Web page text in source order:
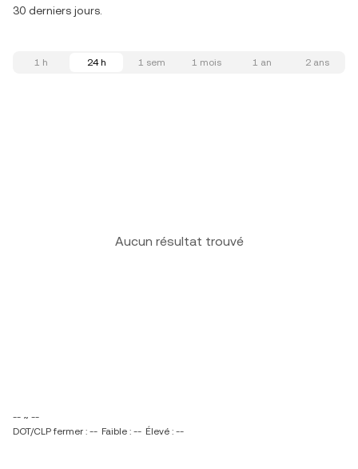
30 derniers jours.
1 h 24 h 1 sem 1 mois 1 an 2 ans
Aucun résultat trouvé
-- ~ --
DOT/CLP fermer : -- Faible : -- Élevé : --